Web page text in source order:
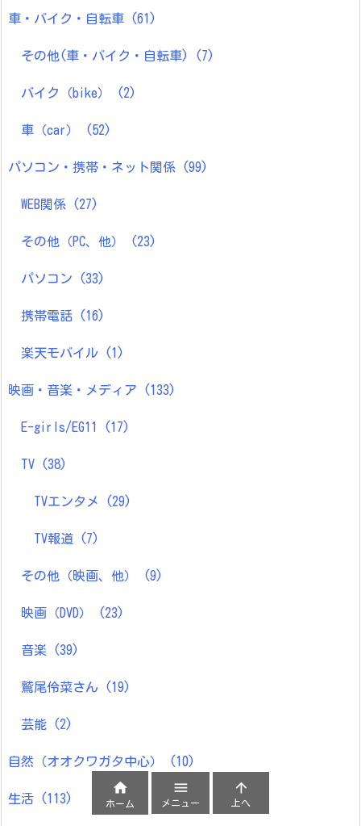
車・バイク・自転車 (61)
その他(車・バイク・自転車) (7)
バイク（bike） (2)
車（car） (52)
パソコン・携帯・ネット関係 (99)
WEB関係 (27)
その他（PC、他） (23)
パソコン (33)
携帯電話 (16)
楽天モバイル (1)
映画・音楽・メディア (133)
E-girls/EG11 (17)
TV (38)
TVエンタメ (29)
TV報道 (7)
その他（映画、他） (9)
映画（DVD） (23)
音楽 (39)
鷲尾伶菜さん (19)
芸能 (2)
自然（オオクワガタ中心） (10)
生活 (113)

ホーム

メニュー

上へ